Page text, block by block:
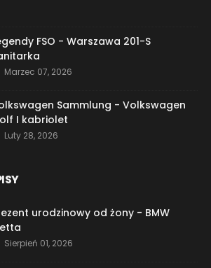
FSO - Warszawa 201-S
Marzec 07, 2026
Sammlung - Volkswagen
I kabriolet
Luty 28, 2026
urodzinowy od żony - BMW
Sierpień 01, 2026